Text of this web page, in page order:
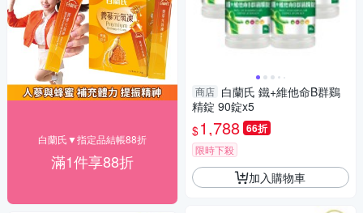
白蘭氏▼指定品結帳88折
滿1件享88折
商店 白蘭氏 鐵+維他命B群鷄
精錠 90錠x5
$1,788 66折
限時下殺
加入購物車